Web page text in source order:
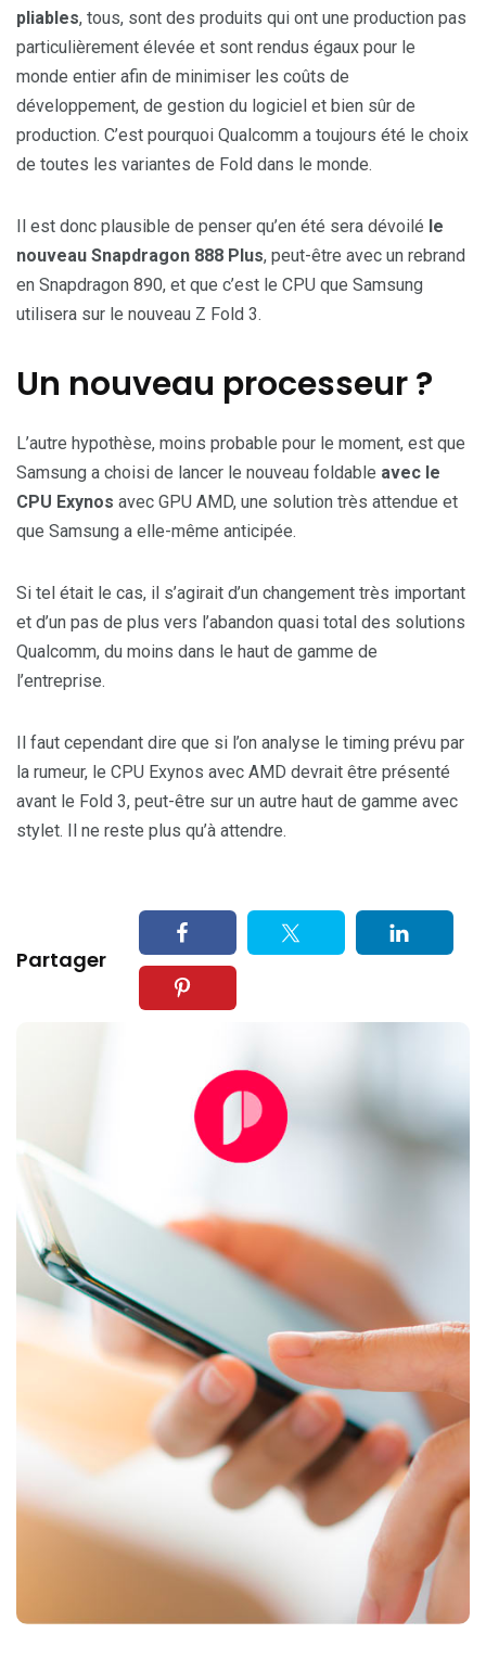
pliables, tous, sont des produits qui ont une production pas
particulièrement élevée et sont rendus égaux pour le
monde entier afin de minimiser les coûts de
développement, de gestion du logiciel et bien sûr de
production. C’est pourquoi Qualcomm a toujours été le choix
de toutes les variantes de Fold dans le monde.
Il est donc plausible de penser qu’en été sera dévoilé le
nouveau Snapdragon 888 Plus, peut-être avec un rebrand
en Snapdragon 890, et que c’est le CPU que Samsung
utilisera sur le nouveau Z Fold 3.
Un nouveau processeur ?
L’autre hypothèse, moins probable pour le moment, est que
Samsung a choisi de lancer le nouveau foldable avec le
CPU Exynos avec GPU AMD, une solution très attendue et
que Samsung a elle-même anticipée.
Si tel était le cas, il s’agirait d’un changement très important
et d’un pas de plus vers l’abandon quasi total des solutions
Qualcomm, du moins dans le haut de gamme de
l’entreprise.
Il faut cependant dire que si l’on analyse le timing prévu par
la rumeur, le CPU Exynos avec AMD devrait être présenté
avant le Fold 3, peut-être sur un autre haut de gamme avec
stylet. Il ne reste plus qu’à attendre.
Partager